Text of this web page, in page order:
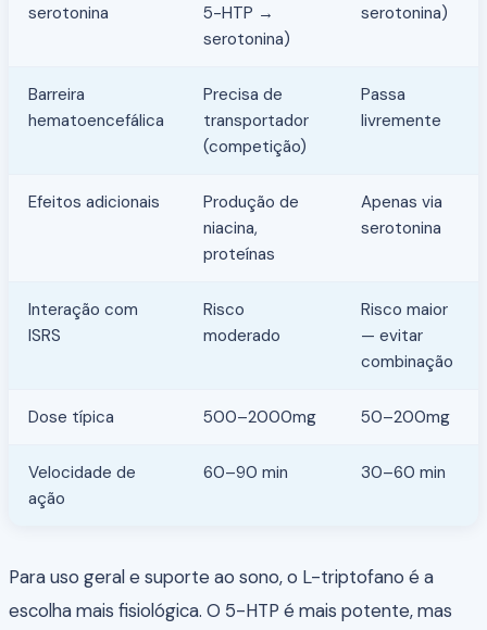
serotonina
5-HTP →
serotonina)
serotonina)
Barreira
hematoencefálica
Precisa de
transportador
(competição)
Passa
livremente
Efeitos adicionais
Produção de
niacina,
proteínas
Apenas via
serotonina
Interação com
ISRS
Risco
moderado
Risco maior
— evitar
combinação
Dose típica 500–2000mg 50–200mg
Velocidade de
ação
60–90 min 30–60 min
Para uso geral e suporte ao sono, o L-triptofano é a
escolha mais fisiológica. O 5-HTP é mais potente, mas